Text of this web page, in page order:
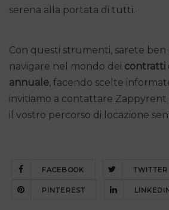
serena alla portata di tutti.
Con questi strumenti, sarete
navigare nel mondo dei contratti
annuale, facendo scelte
invitiamo a contattare Zappyrent
il vostro percorso di locazione
FACEBOOK TWITTER
PINTEREST